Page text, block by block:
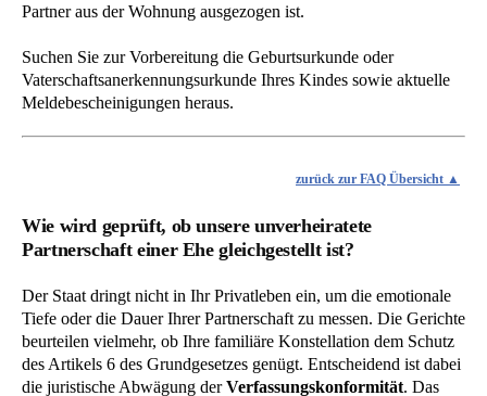
Partner aus der Wohnung ausgezogen ist.
Suchen Sie zur Vorbereitung die Geburtsurkunde oder
Vaterschaftsanerkennungsurkunde Ihres Kindes sowie aktuelle
Meldebescheinigungen heraus.
zurück zur FAQ Übersicht
Wie wird geprüft, ob unsere unverheiratete
Partnerschaft einer Ehe gleichgestellt ist?
Der Staat dringt nicht in Ihr Privatleben ein, um die emotionale
Tiefe oder die Dauer Ihrer Partnerschaft zu messen. Die Gerichte
beurteilen vielmehr, ob Ihre familiäre Konstellation dem Schutz
des Artikels 6 des Grundgesetzes genügt. Entscheidend ist dabei
die juristische Abwägung derVerfassungskonformität. Das